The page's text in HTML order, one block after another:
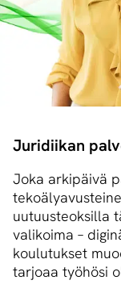
Juridiikan
Joka arkipäivä
uutuusteoksilla
valikoima –
koulutukset
tarjoaa työhösi